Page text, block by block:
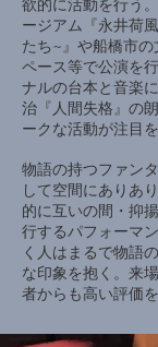
欲的に活動を行う
ージアム『永井荷
たち~』や船橋市
ペース等で公演を
ナルの台本と音楽
治『人間失格』の
ークな活動が注目
物語の持つファン
して空間にありあ
的に互いの間・抑
行するパフォーマ
く人はまるで物語
な印象を抱く。来
者からも高い評価を